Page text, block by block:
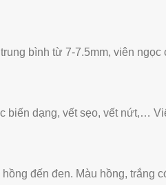
bình từ 7-7.5mm, viên ngọc
biến dạng, vết sẹo, vết nứt,…
đến đen. Màu hồng,